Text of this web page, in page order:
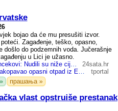
bojao da će mu presušiti izvor.
Zagađenje, teško, opasno,
došlo do podzemnih voda. Jučerašnje
u Lici je užasno.
Kako su operirali Šincekovi: Nudili su niže cijene od drugih, mljeli su otpad pa zakapali...
24sata.hr
Kako je bračni par zakopavao opasni otpad iz Europe? Evo koga još Uskok istražuje
tportal
прашања »
vlast opstruiše prestanak